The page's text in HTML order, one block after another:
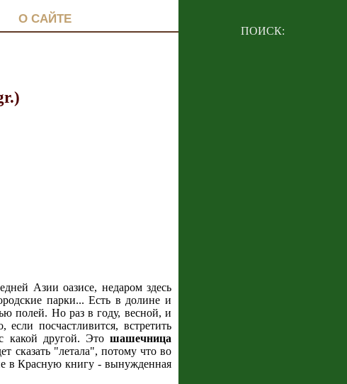
О САЙТЕ
Азии оазисе, недаром здесь
парки... Есть в долине и
полей. Но раз в году, весной, и
посчастливится, встретить
какой другой. Это шашечница
сказать "летала", потому что во
в Красную книгу - вынужденная
ПОИСК: